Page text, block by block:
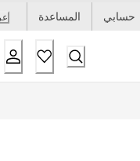
حسابي المساعدة